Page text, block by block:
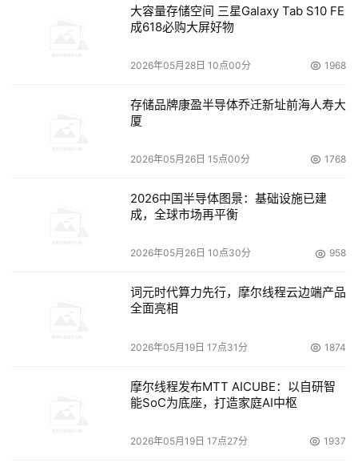
大容量存储空间 三星Galaxy Tab S10 FE
成618必购大屏好物
2026年05月28日 10点00分 1968
存储品牌康盈半导体乔迁新址前海人寿大
厦
2026年05月26日 15点00分 1768
2026中国半导体图景：基础设施已建
成，全球市场再平衡
2026年05月26日 10点30分 958
词元时代算力先行，摩尔线程云边端产品
全面亮相
2026年05月19日 17点31分 1874
摩尔线程发布MTT AICUBE：以自研智
能SoC为底座，打造家庭AI中枢
2026年05月19日 17点27分 1937